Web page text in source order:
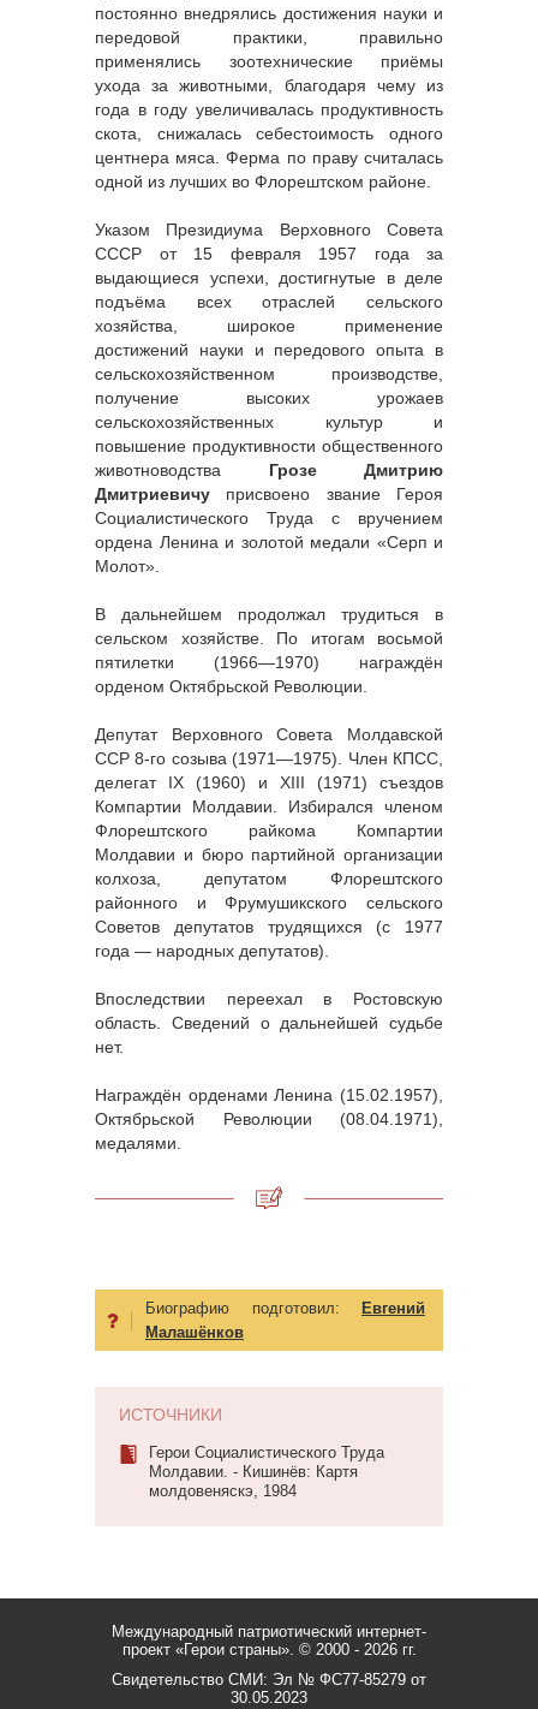
постоянно внедрялись достижения науки и
передовой практики, правильно
применялись зоотехнические приёмы
ухода за животными, благодаря чему из
года в году увеличивалась продуктивность
скота, снижалась себестоимость одного
центнера мяса. Ферма по праву считалась
одной из лучших во Флорештском районе.
Указом Президиума Верховного Совета
СССР от 15 февраля 1957 года за
выдающиеся успехи, достигнутые в деле
подъёма всех отраслей сельского
хозяйства, широкое применение
достижений науки и передового опыта в
сельскохозяйственном производстве,
получение высоких урожаев
сельскохозяйственных культур и
повышение продуктивности общественного
животноводства Грозе Дмитрию
Дмитриевичу присвоено звание Героя
Социалистического Труда с вручением
ордена Ленина и золотой медали «Серп и
Молот».
В дальнейшем продолжал трудиться в
сельском хозяйстве. По итогам восьмой
пятилетки (1966—1970) награждён
орденом Октябрьской Революции.
Депутат Верховного Совета Молдавской
ССР 8-го созыва (1971—1975). Член КПСС,
делегат IX (1960) и XIII (1971) съездов
Компартии Молдавии. Избирался членом
Флорештского райкома Компартии
Молдавии и бюро партийной организации
колхоза, депутатом Флорештского
районного и Фрумушикского сельского
Советов депутатов трудящихся (с 1977
года — народных депутатов).
Впоследствии переехал в Ростовскую
область. Сведений о дальнейшей судьбе
нет.
Награждён орденами Ленина (15.02.1957),
Октябрьской Революции (08.04.1971),
медалями.
Биографию подготовил: Евгений
Малашёнков
ИСТОЧНИКИ
Герои Социалистического Труда
Молдавии. - Кишинёв: Картя
молдовеняскэ, 1984
Международный патриотический интернет-
проект «Герои страны». © 2000 - 2026 гг.
Свидетельство СМИ: Эл № ФС77-85279 от
30.05.2023